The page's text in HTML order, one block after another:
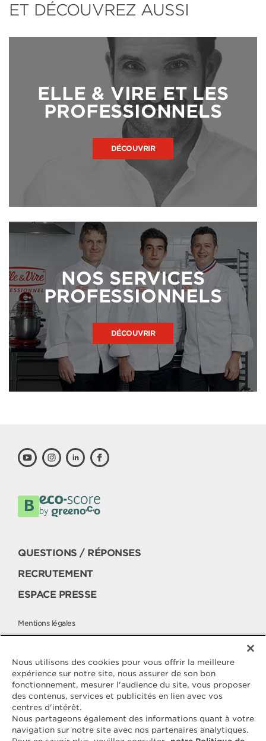
ET DÉCOUVREZ AUSSI
ELLE & VIRE ET LES
PROFESSIONNELS
DÉCOUVRIR
NOS SERVICES
PROFESSIONNELS
DÉCOUVRIR
QUESTIONS / RÉPONSES
RECRUTEMENT
ESPACE PRESSE
Mentions légales
Politique de protection des données
Contactez
ELLE & VIRE
Pour toute question ou demande
Nous utilisons des cookies pour vous offrir la meilleure
expérience sur notre site, nous assurer de son bon
fonctionnement, mesurer l'audience du site, vous proposer
des contenus, services et publicités en lien avec vos
centres d'intérêt.
Nous partageons également des informations quant à votre
navigation sur notre site avec nos partenaires analytiques.